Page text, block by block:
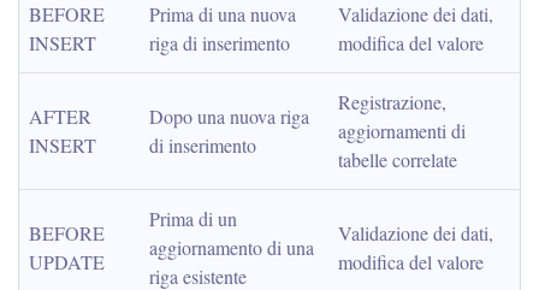
BEFORE
INSERT
Prima di una nuova
riga di inserimento
Validazione dei dati,
modifica del valore
AFTER
INSERT
Dopo una nuova riga
di inserimento
Registrazione,
aggiornamenti di
tabelle correlate
BEFORE
UPDATE
Prima di un
aggiornamento di una
riga esistente
Validazione dei dati,
modifica del valore